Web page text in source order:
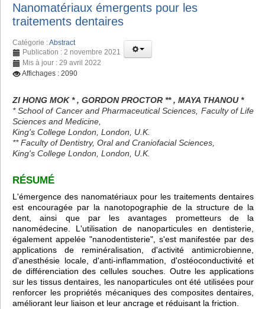
Nanomatériaux émergents pour les
traitements dentaires
Catégorie :Abstract
Publication : 2 novembre 2021
Mis à jour : 29 avril 2022
Affichages : 2090
ZI HONG MOK * , GORDON PROCTOR ** , MAYA THANOU *
* School of Cancer and Pharmaceutical Sciences, Faculty of Life
Sciences and Medicine,
King's College London, London, U.K.
** Faculty of Dentistry, Oral and Craniofacial Sciences,
King's College London, London, U.K.
RÉSUMÉ
L'émergence des nanomatériaux pour les traitements dentaires
est encouragée par la nanotopographie de la structure de la
dent, ainsi que par les avantages prometteurs de la
nanomédecine. L'utilisation de nanoparticules en dentisterie,
également appelée "nanodentisterie", s'est manifestée par des
applications de reminéralisation, d'activité antimicrobienne,
d'anesthésie locale, d'anti-inflammation, d'ostéoconductivité et
de différenciation des cellules souches. Outre les applications
sur les tissus dentaires, les nanoparticules ont été utilisées pour
renforcer les propriétés mécaniques des composites dentaires,
améliorant leur liaison et leur ancrage et réduisant la friction.